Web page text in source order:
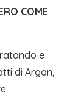
COME
e
di Argan,